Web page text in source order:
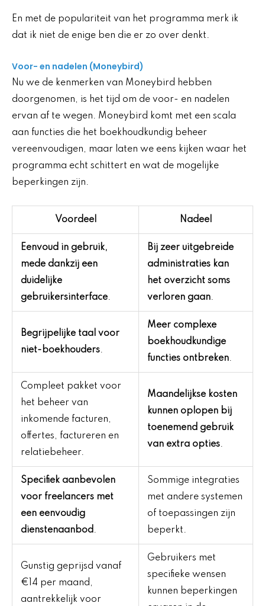
En met de populariteit van het programma merk ik
dat ik niet de enige ben die er zo over denkt.
Voor- en nadelen (Moneybird)
Nu we de kenmerken van Moneybird hebben
doorgenomen, is het tijd om de voor- en nadelen
ervan af te wegen. Moneybird komt met een scala
aan functies die het boekhoudkundig beheer
vereenvoudigen, maar laten we eens kijken waar het
programma echt schittert en wat de mogelijke
beperkingen zijn.
Voordeel Nadeel
Eenvoud in gebruik,
mede dankzij een
duidelijke
gebruikersinterface.
Bij zeer uitgebreide
administraties kan
het overzicht soms
verloren gaan.
Begrijpelijke taal voor
niet-boekhouders.
Meer complexe
boekhoudkundige
functies ontbreken.
Compleet pakket voor
het beheer van
inkomende facturen,
offertes, factureren en
relatiebeheer.
Maandelijkse kosten
kunnen oplopen bij
toenemend gebruik
van extra opties.
Specifiek aanbevolen
voor freelancers met
een eenvoudig
dienstenaanbod .
Sommige integraties
met andere systemen
of toepassingen zijn
beperkt.
Gunstig geprijsd vanaf
€14 per maand,
aantrekkelijk voor
Gebruikers met
specifieke wensen
kunnen beperkingen